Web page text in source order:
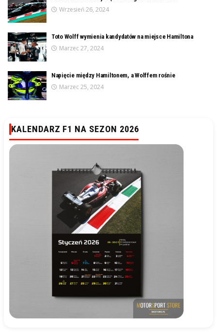
Wrzesień 26, 2024
Toto Wolff wymienia kandydatów na miejsce Hamiltona
Marzec 27, 2024
Napięcie między Hamiltonem, a Wolffem rośnie
Marzec 25, 2024
KALENDARZ F1 NA SEZON 2026